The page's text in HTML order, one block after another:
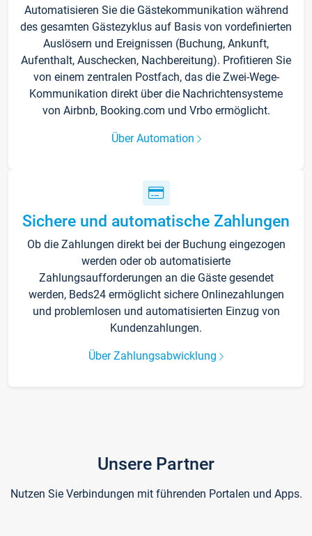
Automatisieren Sie die Gästekommunikation während
des gesamten Gästezyklus auf Basis von vordefinierten
Auslösern und Ereignissen (Buchung, Ankunft,
Aufenthalt, Auschecken, Nachbereitung). Profitieren Sie
von einem zentralen Postfach, das die Zwei-Wege-
Kommunikation direkt über die Nachrichtensysteme
von Airbnb, Booking.com und Vrbo ermöglicht.
Über Automation
Sichere und automatische Zahlungen
Ob die Zahlungen direkt bei der Buchung eingezogen
werden oder ob automatisierte
Zahlungsaufforderungen an die Gäste gesendet
werden, Beds24 ermöglicht sichere Onlinezahlungen
und problemlosen und automatisierten Einzug von
Kundenzahlungen.
Über Zahlungsabwicklung
Unsere Partner
Nutzen Sie Verbindungen mit führenden Portalen und Apps.